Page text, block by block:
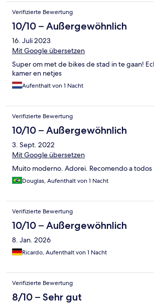
Verifizierte Bewertung
10/10 – Außergewöhnlich
16. Juli 2023
Mit Google übersetzen
Super om met de bikes de stad in te gaan!
kamer en netjes
Aufenthalt von 1 Nacht
Verifizierte Bewertung
10/10 – Außergewöhnlich
3. Sept. 2022
Mit Google übersetzen
Muito moderno. Adorei. Recomendo a todos
Douglas, Aufenthalt von 1 Nacht
Verifizierte Bewertung
10/10 – Außergewöhnlich
8. Jan. 2026
Ricardo, Aufenthalt von 1 Nacht
Verifizierte Bewertung
8/10 – Sehr gut